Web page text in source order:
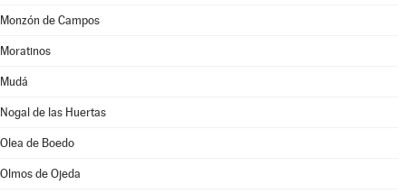
Monzón de Campos
Moratinos
Mudá
Nogal de las Huertas
Olea de Boedo
Olmos de Ojeda